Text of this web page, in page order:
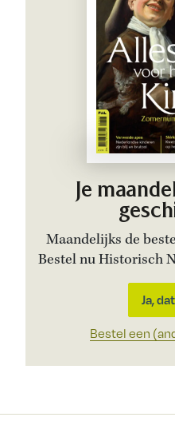
Je
Maandelijks de
Bestel nu Historisch
Ja,
Bestel een